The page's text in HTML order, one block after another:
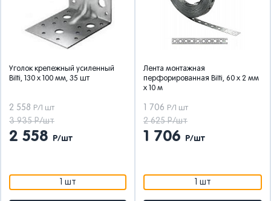
Уголок крепежный усиленный
Bilti, 130 x 100 мм, 35 шт
2 558 Р/1 шт
3 935 Р/шт
2 558 Р/шт
1 шт
Лента монтажная
перфорированная Bilti, 60 x 2 мм
x 10 м
1 706 Р/1 шт
2 625 Р/шт
1 706 Р/шт
1 шт